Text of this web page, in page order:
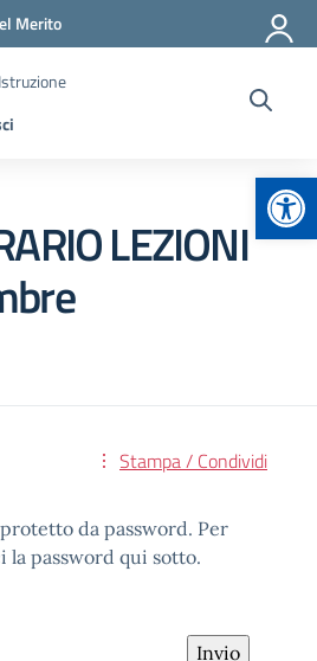
Merito
LEZIONI
Stampa / Condividi
da password. Per
la password qui sotto.